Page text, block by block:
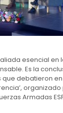
esencial en
Es la
debatieron
Armadas